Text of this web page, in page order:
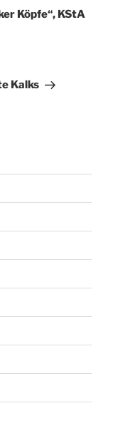
Köpfe“, KStA
Kalks